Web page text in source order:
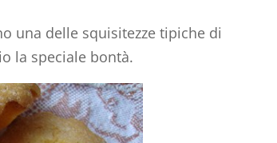
una delle squisitezze tipiche di
la speciale bontà.